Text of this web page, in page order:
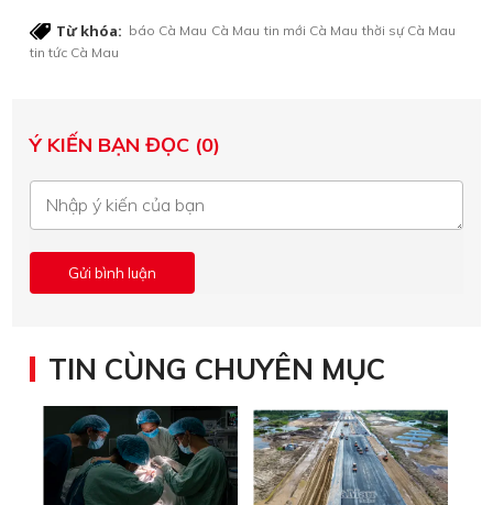
Từ khóa: báo Cà Mau Cà Mau tin mới Cà Mau thời sự Cà Mau
tin tức Cà Mau
Ý KIẾN BẠN ĐỌC (0)
TIN CÙNG CHUYÊN MỤC